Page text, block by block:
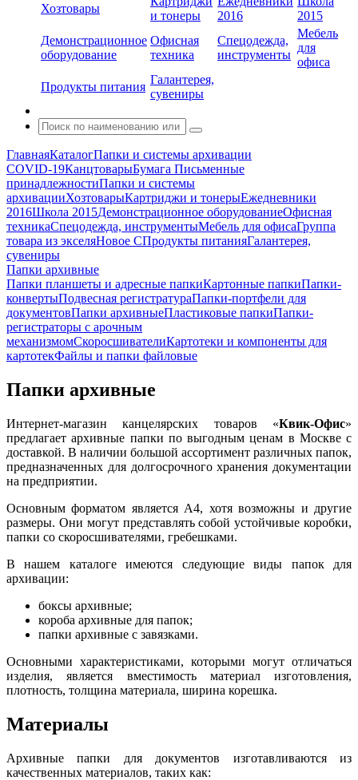
Хозтовары
и тонеры
2016
2015
Демонстрационное
оборудование
Офисная
техника
Спецодежда,
инструменты
Мебель
для
офиса
Продукты питания
Галантерея,
сувениры
ГлавнаяКаталогПапки и системы архивации
COVID-19КанцтоварыБумага Письменные
принадлежностиПапки и системы
архивацииХозтоварыКартриджи и тонерыЕжедневники
2016Школа 2015Демонстрационное оборудованиеОфисная
техникаСпецодежда, инструментыМебель для офисаГруппа
товара из экселяНовое СПродукты питанияГалантерея,
сувениры
Папки архивные
Папки планшеты и адресные папкиКартонные папкиПапки-
конвертыПодвесная регистратураПапки-портфели для
документовПапки архивныеПластиковые папкиПапки-
регистраторы с арочным
механизмомСкоросшивателиКартотеки и компоненты для
картотекФайлы и папки файловые
Папки архивные
Интернет-магазин канцелярских товаров «Квик-Офис»
предлагает архивные папки по выгодным ценам в Москве с
доставкой. В наличии большой ассортимент различных папок,
предназначенных для долгосрочного хранения документации
на предприятии.
Основным форматом является А4, хотя возможны и другие
размеры. Они могут представлять собой устойчивые коробки,
папки со скоросшивателями, гребешками.
В нашем каталоге имеются следующие виды папок для
архивации:
боксы архивные;
короба архивные для папок;
папки архивные с завязками.
Основными характеристиками, которыми могут отличаться
изделия, является вместимость материал изготовления,
плотность, толщина материала, ширина корешка.
Материалы
Архивные папки для документов изготавливаются из
качественных материалов, таких как: